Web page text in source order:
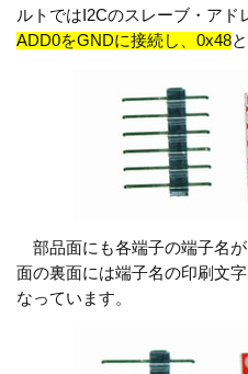
ルトではI2Cのスレーブ・アド
ADD0をGNDに接続し、0x48
部品面にも各端子の端子名
面の裏面には端子名の印刷文
なっています。